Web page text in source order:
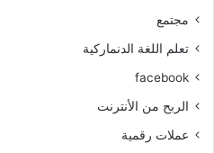
مجتمع
تعلم اللغة الدنماركية
facebook
الربح من الأنترنت
عملات رقمية